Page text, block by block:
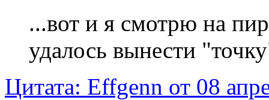
...вот и я смотрю на
удалось вынести
Цитата: Effgenn от 08